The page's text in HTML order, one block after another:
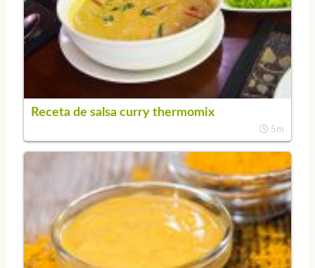
Receta de salsa curry thermomix
5m